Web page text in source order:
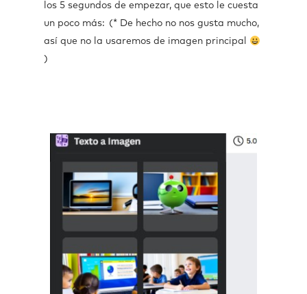
los 5 segundos de empezar, que esto le cuesta
un poco más: (* De hecho no nos gusta mucho,
así que no la usaremos de imagen principal
)